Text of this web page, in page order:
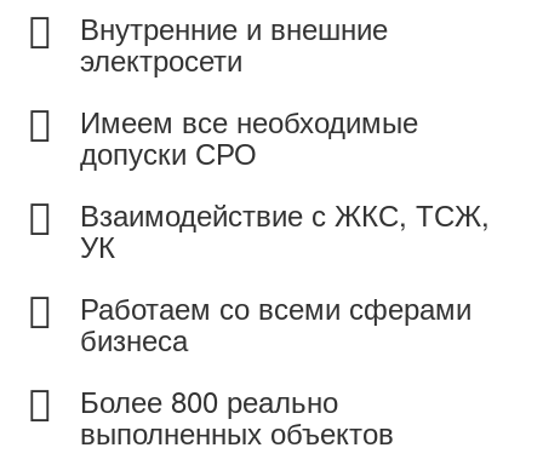
Внутренние и внешние
электросети
Имеем все необходимые
допуски СРО
Взаимодействие с ЖКС, ТСЖ,
УК
Работаем со всеми сферами
бизнеса
Более 800 реально
выполненных объектов